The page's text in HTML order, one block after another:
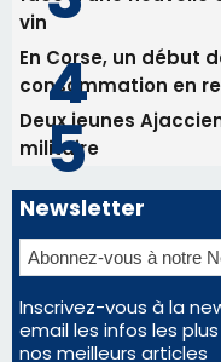
Les plus lus
Satine Nomary est
Éclipse du 12 août :
d'un spectacle qui
La gendarmerie
face à une nouvelle
vin
En Corse, un début
consommation en
Deux jeunes